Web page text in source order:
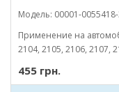
Модель: 00001-
Применение на
2104, 2105, 2106, 2107,
455 грн.